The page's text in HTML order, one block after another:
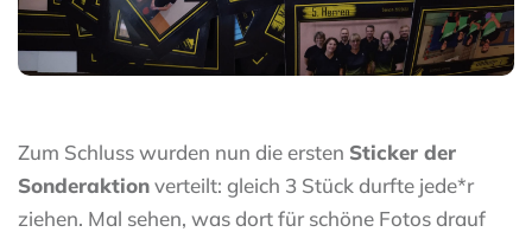
Zum Schluss wurden nun die ersten Sticker der
Sonderaktionverteilt: gleich 3 Stück durfte jede*r
ziehen. Mal sehen, was dort für schöne Fotos drauf